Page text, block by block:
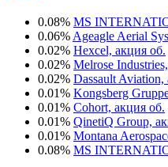
0.08% MS
0.06% Ageagle Aerial
0.02% Hexcel, акция об.
0.02% Melrose
0.02% Dassault Aviation,
0.01% Kongsberg
0.01% Cohort, акция об.
0.01% QinetiQ Group,
0.01% Montana
0.08% MS